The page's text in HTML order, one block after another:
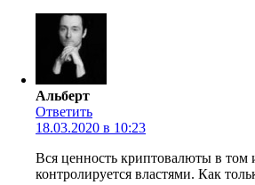
Альберт
Ответить
18.03.2020 в 10:23
Вся ценность криптовалюты в том
контролируется властями. Как